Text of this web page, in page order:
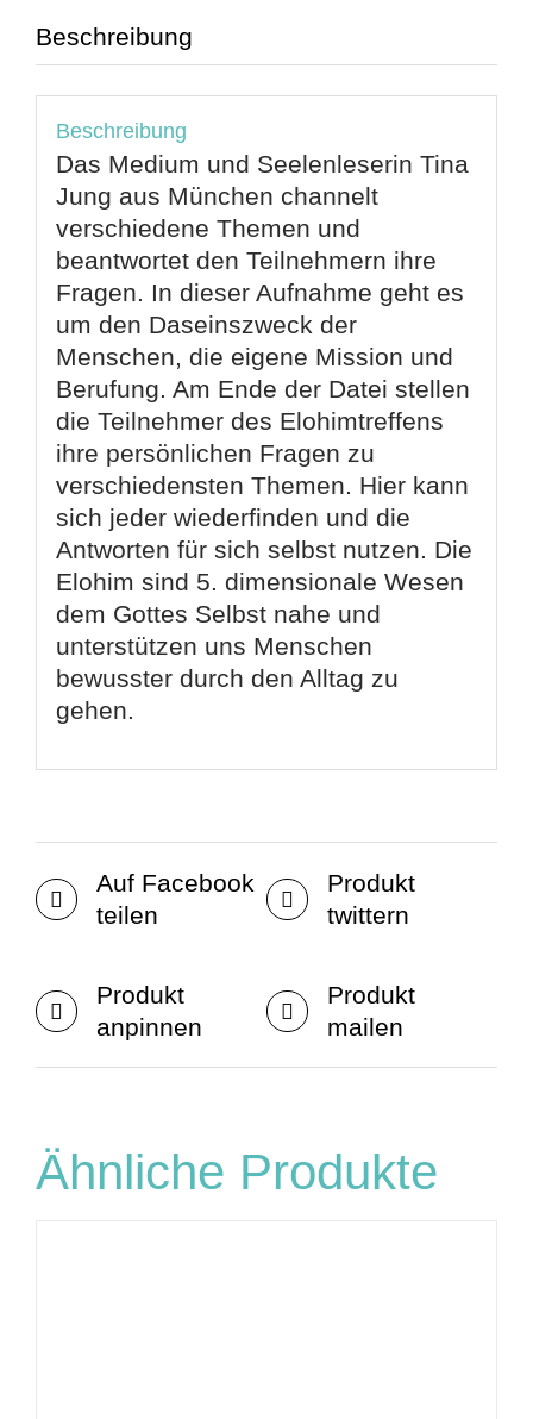
Beschreibung
Beschreibung
Das Medium und Seelenleserin Tina
Jung aus München channelt
verschiedene Themen und
beantwortet den Teilnehmern ihre
Fragen. In dieser Aufnahme geht es
um den Daseinszweck der
Menschen, die eigene Mission und
Berufung. Am Ende der Datei stellen
die Teilnehmer des Elohimtreffens
ihre persönlichen Fragen zu
verschiedensten Themen. Hier kann
sich jeder wiederfinden und die
Antworten für sich selbst nutzen. Die
Elohim sind 5. dimensionale Wesen
dem Gottes Selbst nahe und
unterstützen uns Menschen
bewusster durch den Alltag zu
gehen.
Auf Facebook
teilen
Produkt
twittern
Produkt
anpinnen
Produkt
mailen
Ähnliche Produkte